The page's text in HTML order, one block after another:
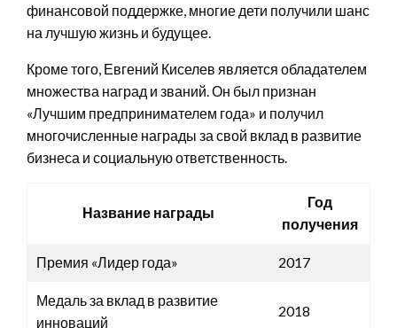
финансовой поддержке, многие дети получили шанс
на лучшую жизнь и будущее.
Кроме того, Евгений Киселев является обладателем
множества наград и званий. Он был признан
«Лучшим предпринимателем года» и получил
многочисленные награды за свой вклад в развитие
бизнеса и социальную ответственность.
Название награды
Год
получения
Премия «Лидер года» 2017
Медаль за вклад в развитие
инноваций
2018